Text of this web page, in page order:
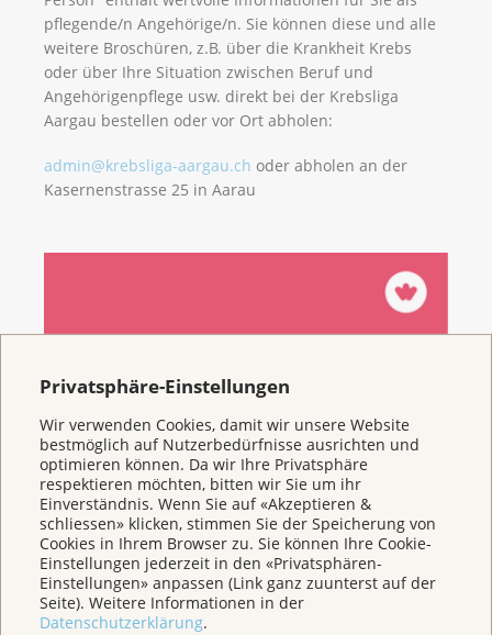
Privatsphäre-Einstellungen
Wir verwenden Cookies, damit wir unsere Website
bestmöglich auf Nutzerbedürfnisse ausrichten und
optimieren können. Da wir Ihre Privatsphäre
respektieren möchten, bitten wir Sie um ihr
Einverständnis. Wenn Sie auf «Akzeptieren &
schliessen» klicken, stimmen Sie der Speicherung von
Cookies in Ihrem Browser zu. Sie können Ihre Cookie-
Einstellungen jederzeit in den «Privatsphären-
Einstellungen» anpassen (Link ganz zuunterst auf der
Seite). Weitere Informationen in der
Datenschutzerklärung.
pflegende/n Angehörige/n. Sie können diese und alle
weitere Broschüren, z.B. über die Krankheit Krebs
oder über Ihre Situation zwischen Beruf und
Angehörigenpflege usw. direkt bei der Krebsliga
Aargau bestellen oder vor Ort abholen:
admin@krebsliga-aargau.ch oder abholen an der
Kasernenstrasse 25 in Aarau